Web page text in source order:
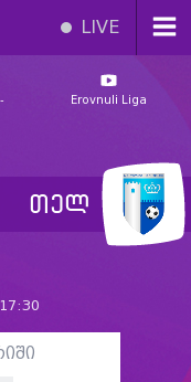
LIVE
Erovnuli Liga
თელ